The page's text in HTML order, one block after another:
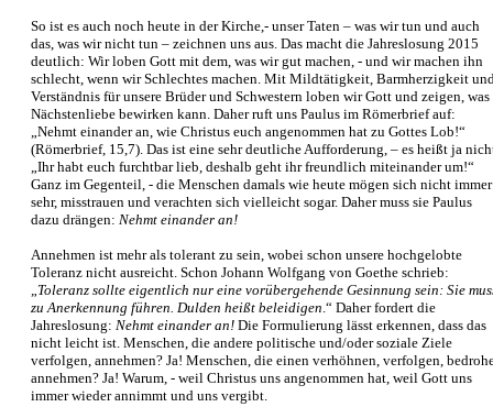
So ist es auch noch heute in der Kirche,- unser Taten – was wir tun und auch
das, was wir nicht tun – zeichnen uns aus. Das macht die Jahreslosung 2015
deutlich: Wir loben Gott mit dem, was wir gut machen, - und wir machen ihn
schlecht, wenn wir Schlechtes machen. Mit Mildtätigkeit, Barmherzigkeit
Verständnis für unsere Brüder und Schwestern loben wir Gott und zeigen, was
Nächstenliebe bewirken kann. Daher ruft uns Paulus im Römerbrief auf:
„Nehmt einander an, wie Christus euch angenommen hat zu Gottes Lob!“
(Römerbrief, 15,7). Das ist eine sehr deutliche Aufforderung, – es heißt ja
„Ihr habt euch furchtbar lieb, deshalb geht ihr freundlich miteinander um!“
Ganz im Gegenteil, - die Menschen damals wie heute mögen sich nicht immer
sehr, misstrauen und verachten sich vielleicht sogar. Daher muss sie Paulus
dazu drängen: Nehmt einander an!
Annehmen ist mehr als tolerant zu sein, wobei schon unsere hochgelobte
Toleranz nicht ausreicht. Schon Johann Wolfgang von Goethe schrieb:
„Toleranz sollte eigentlich nur eine vorübergehende Gesinnung sein: Sie
zu Anerkennung führen. Dulden heißt beleidigen.“ Daher fordert die
Jahreslosung: Nehmt einander an! Die Formulierung lässt erkennen, dass das
nicht leicht ist. Menschen, die andere politische und/oder soziale Ziele
verfolgen, annehmen? Ja! Menschen, die einen verhöhnen, verfolgen,
annehmen? Ja! Warum, - weil Christus uns angenommen hat, weil Gott uns
immer wieder annimmt und uns vergibt.